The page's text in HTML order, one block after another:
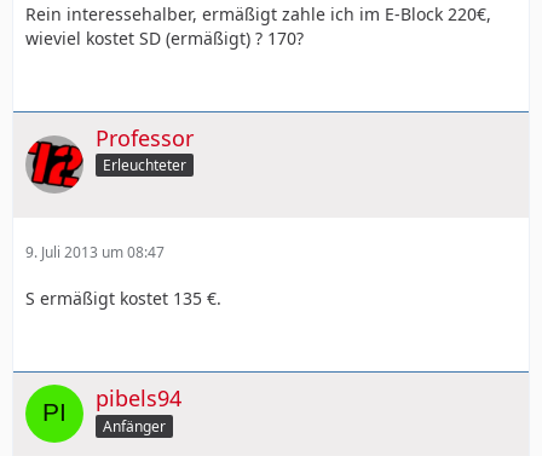
Rein interessehalber, ermäßigt zahle ich im E-Block 220€,
wieviel kostet SD (ermäßigt) ? 170?
Professor
Erleuchteter
9. Juli 2013 um 08:47
S ermäßigt kostet 135 €.
pibels94
Anfänger